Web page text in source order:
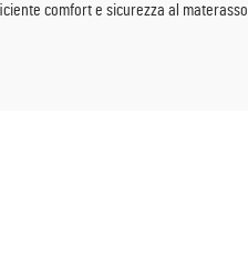
comfort e sicurezza al materasso.